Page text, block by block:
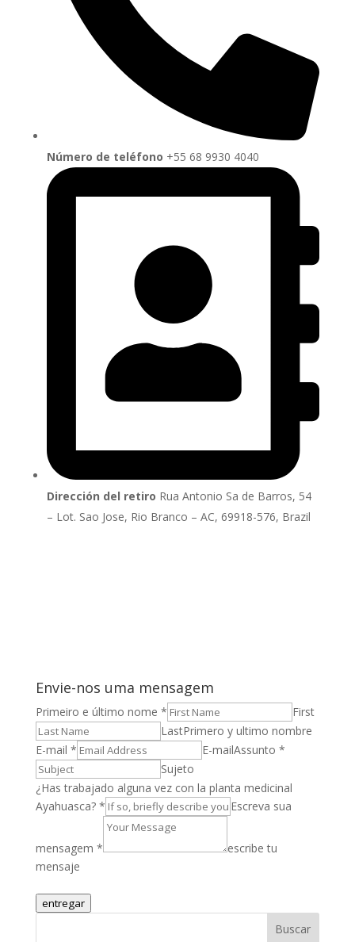
Número de teléfono ‪+55 68 9930 4040
Dirección del retiro Rua Antonio Sa de Barros, 54
– Lot. Sao Jose, Rio Branco – AC, 69918-576, Brazil
Envie-nos uma mensagem
Primeiro e último nome *
First
LastPrimero y ultimo nombre
E-mail *
E-mailAssunto *
Sujeto
¿Has trabajado alguna vez con la planta medicinal
Ayahuasca? *
Escreva sua
mensagem *
escribe tu
mensaje
entregar
Buscar